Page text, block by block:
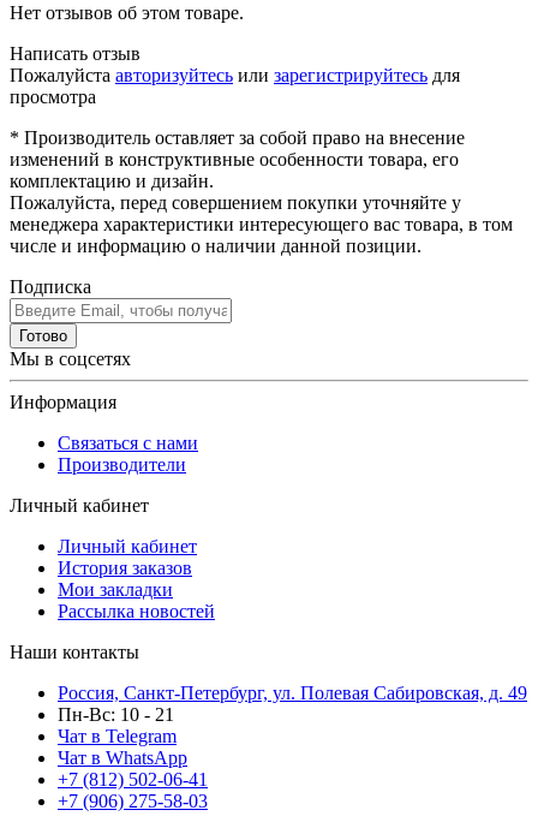
Нет отзывов об этом товаре.
Написать отзыв
Пожалуйста авторизуйтесь или зарегистрируйтесь для
просмотра
* Производитель оставляет за собой право на внесение
изменений в конструктивные особенности товара, его
комплектацию и дизайн.
Пожалуйста, перед совершением покупки уточняйте у
менеджера характеристики интересующего вас товара, в том
числе и информацию о наличии данной позиции.
Подписка
Готово
Мы в соцсетях
Информация
Связаться с нами
Производители
Личный кабинет
Личный кабинет
История заказов
Мои закладки
Рассылка новостей
Наши контакты
Россия, Санкт-Петербург, ул. Полевая Сабировская, д. 49
Пн-Вс: 10 - 21
Чат в Telegram
Чат в WhatsApp
+7 (812) 502-06-41
+7 (906) 275-58-03